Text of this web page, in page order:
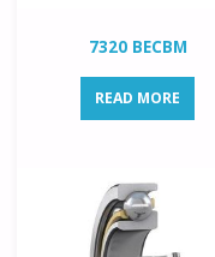
7320 BECBM
READ MORE